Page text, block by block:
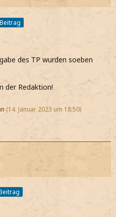
des TP wurden soeben
der Redaktion!
(14. Januar 2023 um 18:50)